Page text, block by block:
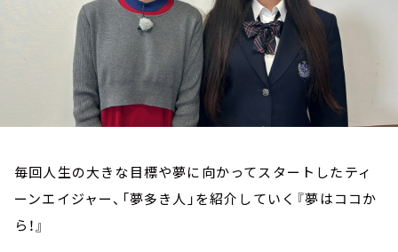
毎回人生の大きな目標や夢に向かってスタートしたティ
ーンエイジャー、「夢多き人」を紹介していく『夢はココか
ら！』